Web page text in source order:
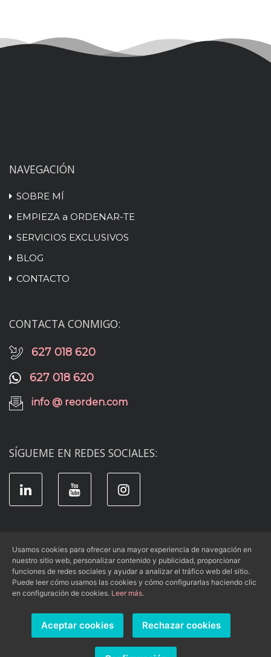
NAVEGACIÓN
SOBRE MÍ
EMPIEZA a ORDENAR-TE
SERVICIOS EXCLUSIVOS
BLOG
CONTACTO
CONTACTA CONMIGO:
627 018 620
627 018 620
info @ reorden.com
SÍGUEME EN REDES SOCIALES:
Aviso Legal | Condiciones de Uso |
Política de Privacidad | Política de Cookies
© 2026 -Re-Orden- Todos los derechos reservados.
Página web diseñada porIlustra Marketing, SL
Usamos cookies para ofrecer una mayor experiencia de navegación en
nuestro sitio web, personalizar contenido y publicidad, proporcionar
funciones de redes sociales y ayudar a analizar el tráfico web del sitio.
Puede leer cómo usamos las cookies y cómo configurarlas haciendo clic
en configuración de cookies. Leer más.
Aceptar cookies Rechazar cookies